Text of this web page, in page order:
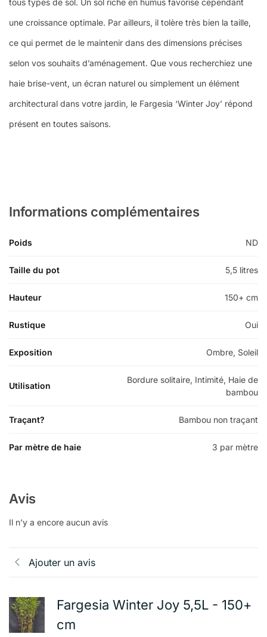
tous types de sol. Un sol riche en humus favorise cependant
une croissance optimale. Par ailleurs, il tolère très bien la taille,
ce qui permet de le maintenir dans des dimensions précises
selon vos souhaits d’aménagement. Que vous recherchiez une
haie brise-vent, un écran naturel ou simplement un élément
architectural dans votre jardin, le Fargesia ‘Winter Joy’ répond
présent en toutes saisons.
Informations complémentaires
Poids ND
Taille du pot 5,5 litres
Hauteur 150+ cm
Rustique Oui
Exposition Ombre, Soleil
Utilisation
Bordure solitaire, Intimité, Haie de
bambou
Traçant? Bambou non traçant
Par mètre de haie 3 par mètre
Avis
Il n’y a encore aucun avis
Ajouter un avis
Fargesia Winter Joy 5,5L - 150+
cm